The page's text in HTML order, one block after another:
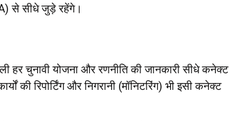
से सीधे जुड़े रहेंगे।
हर चुनावी योजना और रणनीति की जानकारी सीधे कनेक्ट
रिपोर्टिंग और निगरानी (मॉनिटरिंग) भी इसी कनेक्ट